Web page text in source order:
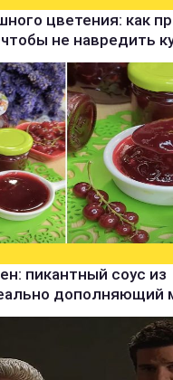
цветения: как
не навредить
пикантный соус из
дополняющий